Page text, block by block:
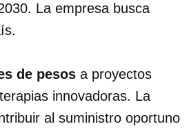
La empresa busca
de pesos a proyectos
innovadoras. La
al suministro oportuno